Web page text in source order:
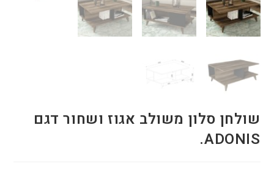
שולחן סלון משולב אגוז ושחור דגם
ADONIS.